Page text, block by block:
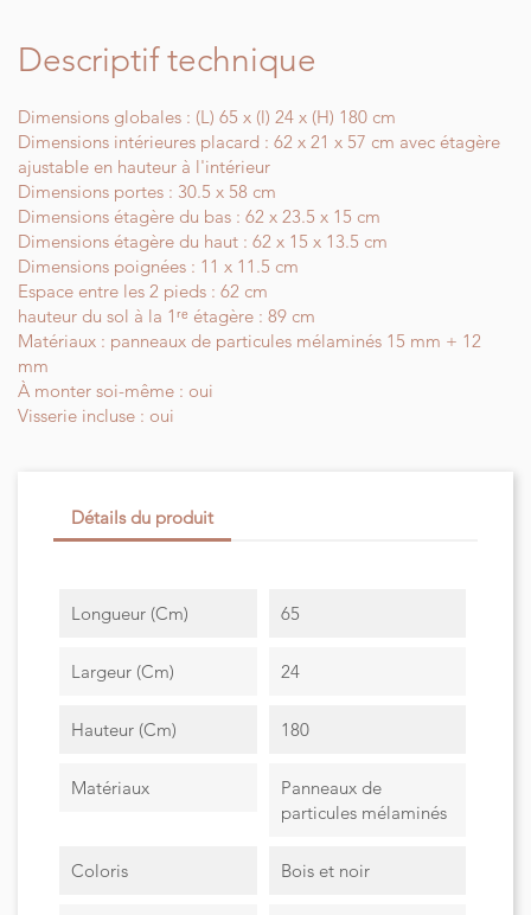
Descriptif technique
Dimensions globales : (L) 65 x (l) 24 x (H) 180 cm
Dimensions intérieures placard : 62 x 21 x 57 cm avec étagère
ajustable en hauteur à l'intérieur
Dimensions portes : 30.5 x 58 cm
Dimensions étagère du bas : 62 x 23.5 x 15 cm
Dimensions étagère du haut : 62 x 15 x 13.5 cm
Dimensions poignées : 11 x 11.5 cm
Espace entre les 2 pieds : 62 cm
hauteur du sol à la 1ʳᵉ étagère : 89 cm
Matériaux : panneaux de particules mélaminés 15 mm + 12
mm
À monter soi-même : oui
Visserie incluse : oui
Détails du produit
Longueur (cm) 65
Largeur (cm) 24
Hauteur (cm) 180
Matériaux
Panneaux de
particules mélaminés
Coloris Bois et noir